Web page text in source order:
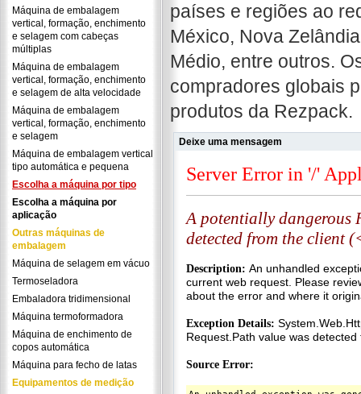
Máquina de embalagem
vertical, formação, enchimento
e selagem com cabeças
múltiplas
Máquina de embalagem
vertical, formação, enchimento
e selagem de alta velocidade
Máquina de embalagem
vertical, formação, enchimento
e selagem
Máquina de embalagem vertical
tipo automática e pequena
Escolha a máquina por tipo
Escolha a máquina por
aplicação
Outras máquinas de
embalagem
Máquina de selagem em vácuo
Termoseladora
Embaladora tridimensional
Máquina termoformadora
Máquina de enchimento de
copos automática
Máquina para fecho de latas
Equipamentos de medição
países e regiões ao
México, Nova
Médio, entre outros.
compradores globais
produtos da Rezpack.
Deixe uma mensagem